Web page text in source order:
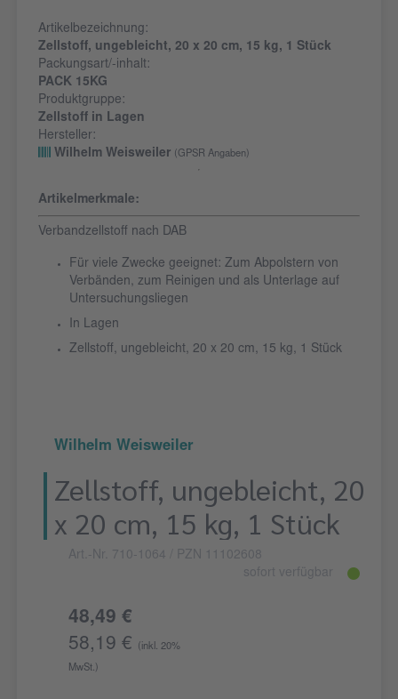
Artikelbezeichnung:
Zellstoff, ungebleicht, 20 x 20 cm, 15 kg, 1 Stück
Packungsart/-inhalt:
PACK 15KG
Produktgruppe:
Zellstoff in Lagen
Hersteller:
Wilhelm Weisweiler
(GPSR Angaben)
Artikelmerkmale:
Verbandzellstoff nach DAB
Für viele Zwecke geeignet: Zum Abpolstern von
Verbänden, zum Reinigen und als Unterlage auf
Untersuchungsliegen
In Lagen
Zellstoff, ungebleicht, 20 x 20 cm, 15 kg, 1 Stück
Wilhelm Weisweiler
Zellstoff, ungebleicht, 20
x 20 cm, 15 kg, 1 Stück
Art.-Nr. 710-1064 / PZN 11102608
sofort verfügbar
48,49 €
58,19 €
(inkl. 20%
MwSt.)